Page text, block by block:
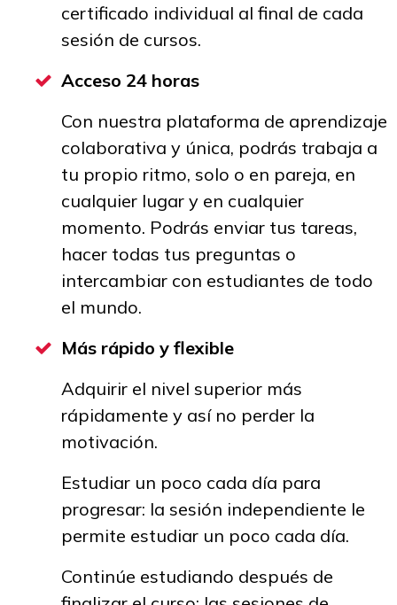
certificado individual al final de cada
sesión de cursos.
Acceso 24 horas
Con nuestra plataforma de aprendizaje
colaborativa y única, podrás trabaja a
tu propio ritmo, solo o en pareja, en
cualquier lugar y en cualquier
momento. Podrás enviar tus tareas,
hacer todas tus preguntas o
intercambiar con estudiantes de todo
el mundo.
Más rápido y flexible
Adquirir el nivel superior más
rápidamente y así no perder la
motivación.
Estudiar un poco cada día para
progresar: la sesión independiente le
permite estudiar un poco cada día.
Continúe estudiando después de